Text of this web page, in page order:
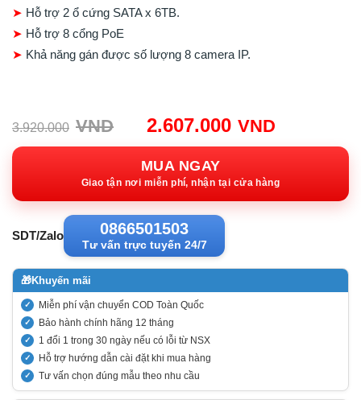
➤ Hỗ trợ 2 ổ cứng SATA x 6TB.
➤ Hỗ trợ 8 cổng PoE
➤ Khả năng gán được số lượng 8 camera IP.
3.920.000 VND
Giá
gốc:
3.920.000VND.
2.607.000 VND
hiện
MUA NGAY
Giao tận nơi miễn phí, nhận tại cửa hàng
SDT/Zalo 0866501503
Tư vấn trực tuyến 24/7
🎁Khuyến mãi
Miễn phí vận chuyển COD Toàn Quốc
Bảo hành chính hãng 12 tháng
1 đổi 1 trong 30 ngày nếu có lỗi từ NSX
Hỗ trợ hướng dẫn cài đặt khi mua hàng
Tư vấn chọn đúng mẫu theo nhu cầu